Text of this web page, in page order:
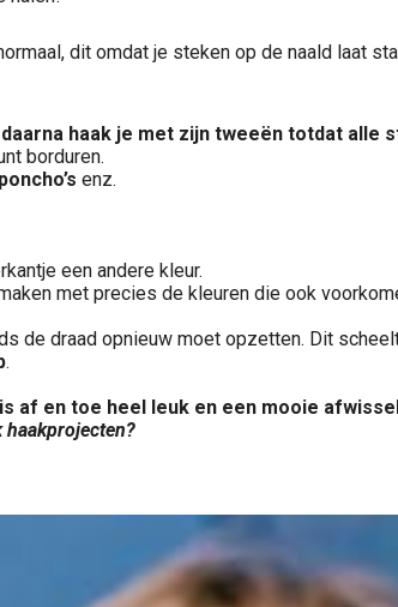
dit omdat je steken op de naald laat
haak je met zijn tweeën totdat alle
borduren.
enz.
een andere kleur.
met precies de kleuren die ook
de draad opnieuw moet opzetten. Dit
.
af en toe heel leuk en een mooie
haakprojecten?